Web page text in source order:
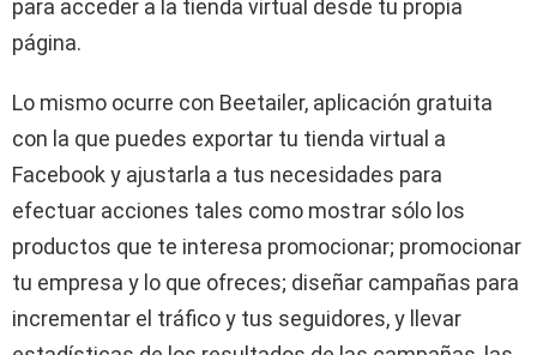
para acceder a la tienda virtual desde tu propia
página.
Lo mismo ocurre con Beetailer, aplicación gratuita
con la que puedes exportar tu tienda virtual a
Facebook y ajustarla a tus necesidades para
efectuar acciones tales como mostrar sólo los
productos que te interesa promocionar; promocionar
tu empresa y lo que ofreces; diseñar campañas para
incrementar el tráfico y tus seguidores, y llevar